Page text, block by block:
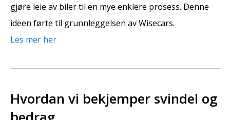
gjøre leie av biler til en mye enklere prosess. Denne
ideen førte til grunnleggelsen av Wisecars.
Les mer her
Hvordan vi bekjemper svindel og